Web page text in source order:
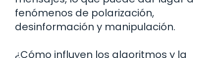
fenómenos de polarización,
desinformación y manipulación.
¿Cómo influyen los algoritmos y la